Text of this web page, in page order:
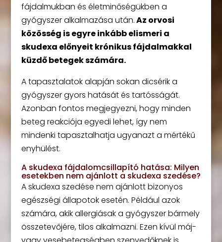
fájdalmukban és életminőségükben a
gyógyszer alkalmazása után.Az orvosi
közösség is egyre inkább elismeri a
skudexa előnyeit krónikus fájdalmakkal
küzdő betegek számára.
A tapasztalatok alapján sokan dicsérik a
gyógyszer gyors hatását és tartósságát.
Azonban fontos megjegyezni, hogy minden
beteg reakciója egyedi lehet, így nem
mindenki tapasztalhatja ugyanazt a mértékű
enyhülést.
A skudexa fájdalomcsillapító hatása: Milyen
esetekben nem ajánlott a skudexa szedése?
A skudexa szedése nem ajánlott bizonyos
egészségi állapotok esetén. Például azok
számára, akik allergiásak a gyógyszer bármely
összetevőjére, tilos alkalmazni. Ezen kívül máj-